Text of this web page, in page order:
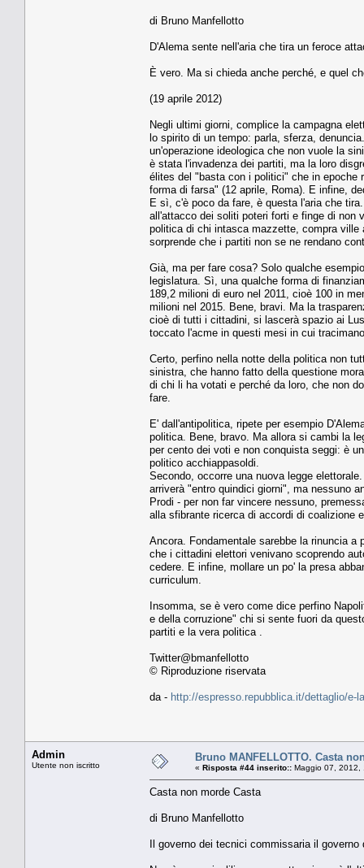
di Bruno Manfellotto
D'Alema sente nell'aria che tira un feroce
È vero. Ma si chieda anche perché, e quel
(19 aprile 2012)
Negli ultimi giorni, complice la campagna
lo spirito di un tempo: parla, sferza,
un'operazione ideologica che non vuole la
è stata l'invadenza dei partiti, ma la loro
élites del "basta con i politici" che in epoche
forma di farsa" (12 aprile, Roma). E infine,
E sì, c'è poco da fare, è questa l'aria che
all'attacco dei soliti poteri forti e finge di non
politica di chi intasca mazzette, compra
sorprende che i partiti non se ne rendano
Già, ma per fare cosa? Solo qualche
legislatura. Sì, una qualche forma di
189,2 milioni di euro nel 2011, cioè 100 in
milioni nel 2015. Bene, bravi. Ma la
cioè di tutti i cittadini, si lascerà spazio ai
toccato l'acme in questi mesi in cui
Certo, perfino nella notte della politica non
sinistra, che hanno fatto della questione
di chi li ha votati e perché da loro, che non
fare.
E' dall'antipolitica, ripete per esempio
politica. Bene, bravo. Ma allora si cambi la
per cento dei voti e non conquista seggi: è
politico acchiappasoldi.
Secondo, occorre una nuova legge
arriverà "entro quindici giorni", ma nessuno
Prodi - per non far vincere nessuno,
alla sfibrante ricerca di accordi di coalizione
Ancora. Fondamentale sarebbe la rinuncia
che i cittadini elettori venivano scoprendo
cedere. E infine, mollare un po' la presa
curriculum.
Insomma, se è vero come dice perfino
e della corruzione" chi si sente fuori da
partiti e la vera politica .
Twitter@bmanfellotto
© Riproduzione riservata
da - http://espresso.repubblica.it/dettaglio/e-
Admin
Utente non iscritto
Bruno MANFELLOTTO. Casta
« Risposta #44 inserito:: Maggio 07, 2012,
Casta non morde Casta
di Bruno Manfellotto
Il governo dei tecnici commissaria il